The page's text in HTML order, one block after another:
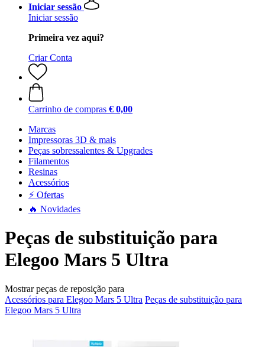
Iniciar sessão
Iniciar sessão
Primeira vez aqui?
Criar Conta
Carrinho de compras € 0,00
Marcas
Impressoras 3D & mais
Peças sobressalentes & Upgrades
Filamentos
Resinas
Acessórios
⚡ Ofertas
🔥 Novidades
Peças de substituição para
Elegoo Mars 5 Ultra
Mostrar peças de reposição para
Acessórios para Elegoo Mars 5 Ultra Peças de substituição para
Elegoo Mars 5 Ultra